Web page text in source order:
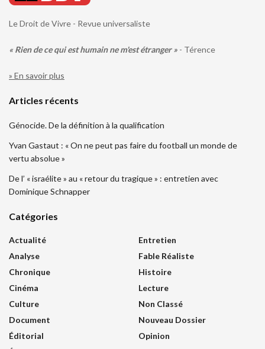
Le Droit de Vivre - Revue universaliste
« Rien de ce qui est humain ne m'est étranger » - Térence
» En savoir plus
Articles récents
Génocide. De la définition à la qualification
Yvan Gastaut : « On ne peut pas faire du football un monde de
vertu absolue »
De l’ « israélite » au « retour du tragique » : entretien avec
Dominique Schnapper
Catégories
Actualité
Analyse
Chronique
Cinéma
Culture
Document
Éditorial
Entretien
Fable Réaliste
Histoire
Lecture
Non Classé
Nouveau Dossier
Opinion